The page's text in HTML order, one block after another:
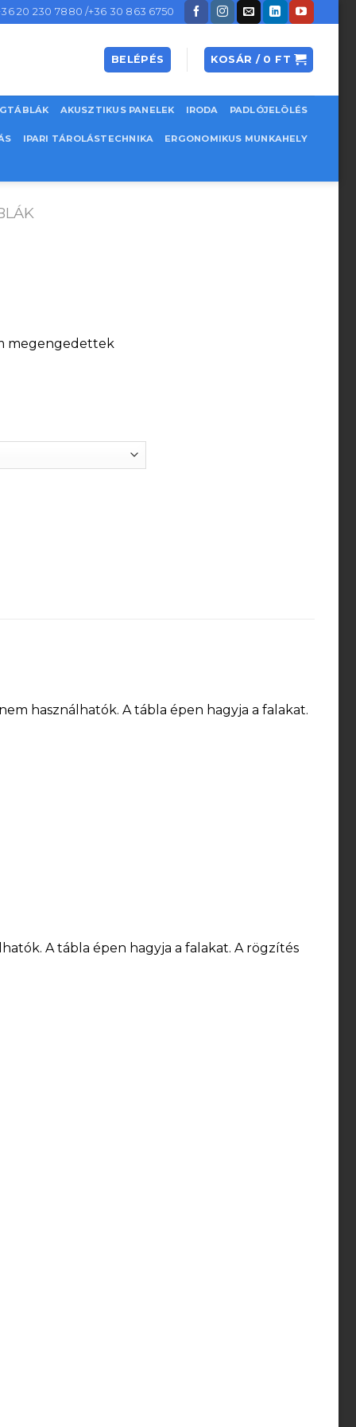
20 230 7880 /+36 30 863 6750
BELÉPÉS KOSÁR / 0 FT
AKUSZTIKUS PANELEK IRODA PADLÓJELÖLÉS
IPARI TÁROLÁSTECHNIKA ERGONOMIKUS MUNKAHELY
megengedettek
használhatók. A tábla épen hagyja a falakat.
A tábla épen hagyja a falakat. A rögzítés